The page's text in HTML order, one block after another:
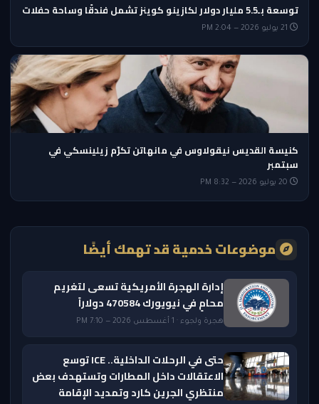
توسعة بـ5.5 مليار دولار لكازينو كوينز تشمل فندقًا وساحة حفلات
كنيسة القديس نيقولاوس في مانهاتن تكرّم زيلينسكي في
سبتمبر
موضوعات خدمية قد تهمك أيضًا
إدارة الهجرة الأمريكية تسعى لتغريم
محامٍ في نيويورك 470584 دولاراً
هجرة ولجوء · 1 أغسطس 2026 — 7:10 PM
حتى في الرحلات الداخلية.. ICE توسع
الاعتقالات داخل المطارات وتستهدف بعض
منتظري الجرين كارد وتمديد الإقامة